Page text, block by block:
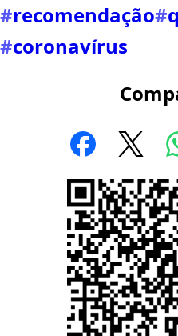
#recomendação#
#coronavírus